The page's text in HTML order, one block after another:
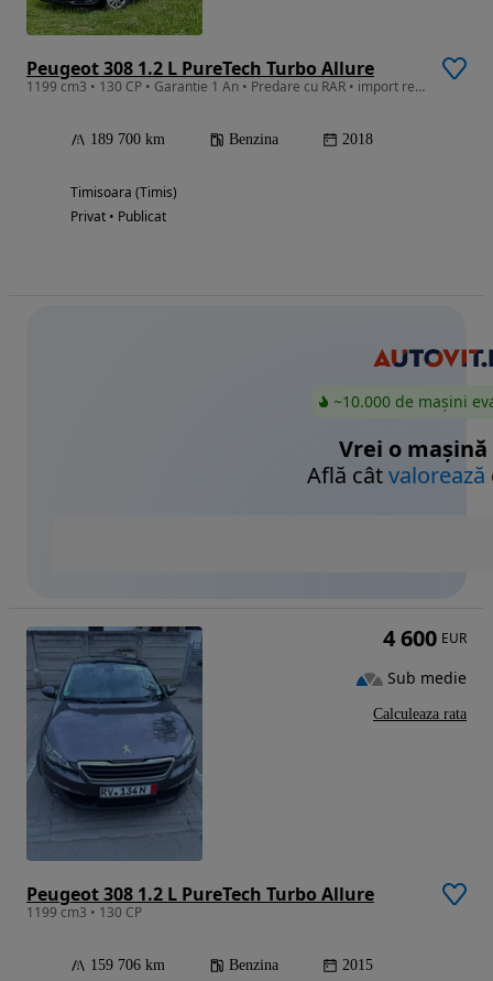
Peugeot 308 1.2 L PureTech Turbo Allure
1199 cm3 • 130 CP • Garantie 1 An • Predare cu RAR • import recent
189 700 km Benzina 2018
Timisoara (Timis)
Privat • Publicat
~10.000 de mașini
Vrei o mașină
Află câtvalorează
Peugeot 308 1.2 L PureTech Turbo Allure
1199 cm3 • 130 CP
159 706 km Benzina 2015
4 600 EUR
Sub medie
Calculeaza rata